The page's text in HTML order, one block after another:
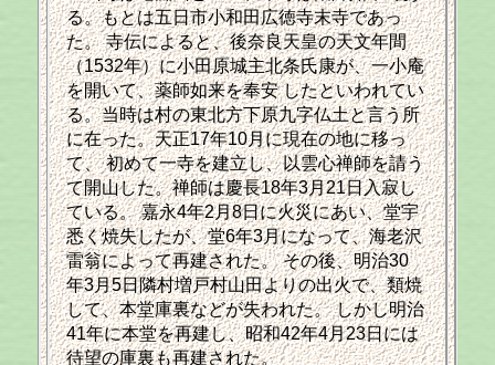
る。もとは五日市小和田広徳寺末寺であっ
た。 寺伝によると、後奈良天皇の天文年間
（1532年）に小田原城主北条氏康が、一小庵
を開いて、薬師如来を奉安 したといわれてい
る。当時は村の東北方下原九字仏土と言う所
に在った。天正17年10月に現在の地に移っ
て、 初めて一寺を建立し、以雲心禅師を請う
て開山した。禅師は慶長18年3月21日入寂し
ている。 嘉永4年2月8日に火災にあい、堂宇
悉く焼失したが、堂6年3月になって、海老沢
雷翁によって再建された。 その後、明治30
年3月5日隣村増戸村山田よりの出火で、類焼
して、本堂庫裏などが失われた。 しかし明治
41年に本堂を再建し、昭和42年4月23日には
待望の庫裏も再建された。